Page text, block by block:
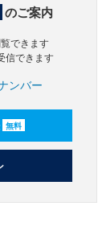
のご案内
できます
信できます
ンバー
無料